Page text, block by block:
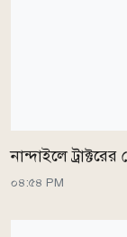
নান্দাইলে
০৪:৫৪ PM